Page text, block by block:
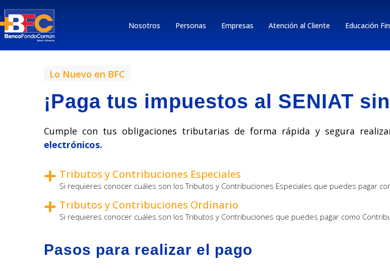
Nosotros Personas Empresas Atención al Cliente Educación
Lo Nuevo en BFC
¡Paga tus impuestos al SENIAT
Cumple con tus obligaciones tributarias de forma rápida y segura
electrónicos.
Tributos y Contribuciones Especiales​
Si requieres conocer cuáles son los Tributos y Contribuciones Especiales que puedes pagar
Tributos y Contribuciones Ordinario
Si requieres conocer cuáles son los Tributos y Contribuciones que puedes pagar como
Pasos para realizar el pago